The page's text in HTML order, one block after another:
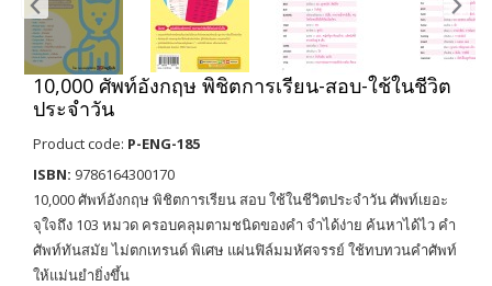
10,000 ศัพท์อังกฤษ พิชิตการเรียน-สอบ-ใช้ในชีวิต
ประจำวัน
Product code: P-ENG-185
ISBN: 9786164300170
10,000 ศัพท์อังกฤษ พิชิตการเรียน สอบ ใช้ในชีวิตประจำวัน ศัพท์เยอะ
จุใจถึง 103 หมวด ครอบคลุมตามชนิดของคำ จำได้ง่าย ค้นหาได้ไว คำ
ศัพท์ทันสมัย ไม่ตกเทรนด์ พิเศษ แผ่นฟิล์มมหัศจรรย์ ใช้ทบทวนคำศัพท์
ให้แม่นยำยิ่งขึ้น